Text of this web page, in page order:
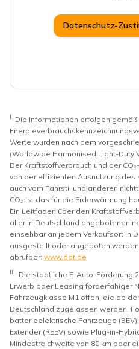
Datenschutz-
I. Die Informationen erfolgen gemäß
Werte wurden nach dem
(Worldwide Harmonised Light-Duty
Der Kraftstoffverbrauch und der
von der effizienten Ausnutzung des
auch vom Fahrstil und anderen
CO₂ ist das für die Erderwärmung
Ein Leitfaden über den
aller in Deutschland angebotenen
einsehbar an jedem Verkaufsort in
ausgestellt oder angeboten
abrufbar: www.dat.de
III. Die staatliche E-Auto-Förderung
Erwerb oder Leasing förderfähiger
Fahrzeugklasse M1 offen, die ab
Deutschland zugelassen werden.
batterieelektrische Fahrzeuge
Extender (REEV) sowie Plug-in-
Mindestreichweite von 80 km oder